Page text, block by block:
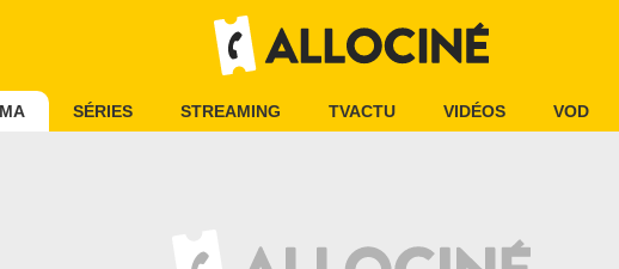
SÉRIES STREAMING TVACTU VIDÉOS VOD